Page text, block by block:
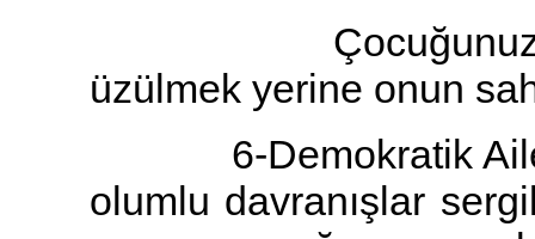
Çocuğunuzun
üzülmek yerine onun
6-Demokratik Aile :
olumlu davranışlar